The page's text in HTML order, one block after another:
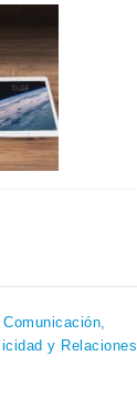
y Relaciones